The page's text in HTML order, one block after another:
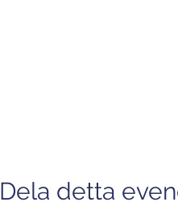
Dela detta